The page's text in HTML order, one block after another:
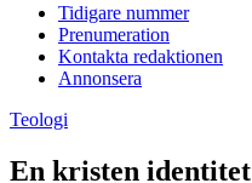
Tidigare nummer
Prenumeration
Kontakta redaktionen
Annonsera
Teologi
En kristen identitet